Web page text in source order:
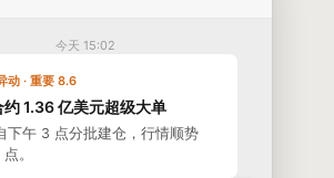
今天 15:02
动 · 重要 8.6
约 1.36 亿美元超级大单
下午 3 点分批建仓，行情顺势
。